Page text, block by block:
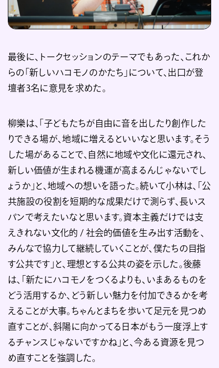
最後に、トークセッションのテーマでもあった、これか
らの「新しいハコモノのかたち」について、出口が登
壇者3名に意見を求めた。
柳樂は、「子どもたちが自由に音を出したり創作した
りできる場が、地域に増えるといいなと思います。そう
した場があることで、自然に地域や文化に還元され、
新しい価値が生まれる機運が高まるんじゃないでし
ょうか」と、地域への想いを語った。続いて小林は、「公
共施設の役割を短期的な成果だけで測らず、長いス
パンで考えたいなと思います。資本主義だけでは支
えきれない文化的 / 社会的価値を生み出す活動を、
みんなで協力して継続していくことが、僕たちの目指
す公共です」と、理想とする公共の姿を示した。後藤
は、「新たにハコモノをつくるよりも、いまあるものを
どう活用するか、どう新しい魅力を付加できるかを考
えることが大事。ちゃんとまちを歩いて足元を見つめ
直すことが、斜陽に向かってる日本がもう一度浮上す
るチャンスじゃないですかね」と、今ある資源を見つ
め直すことを強調した。